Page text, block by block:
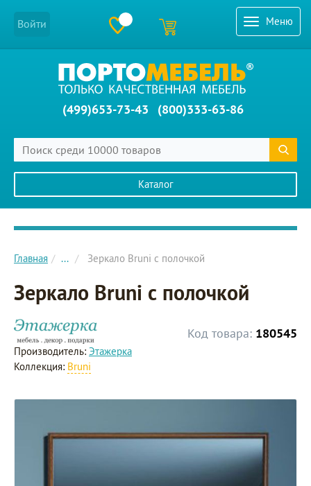
Меню
Войти
(499)653-73-43 (800)333-63-86
Каталог
Главное меню сайта
Главная ... Зеркало Bruni с полочкой
Зеркало Bruni с полочкой
Код товара: 180545
Производитель: Этажерка
Коллекция: Bruni